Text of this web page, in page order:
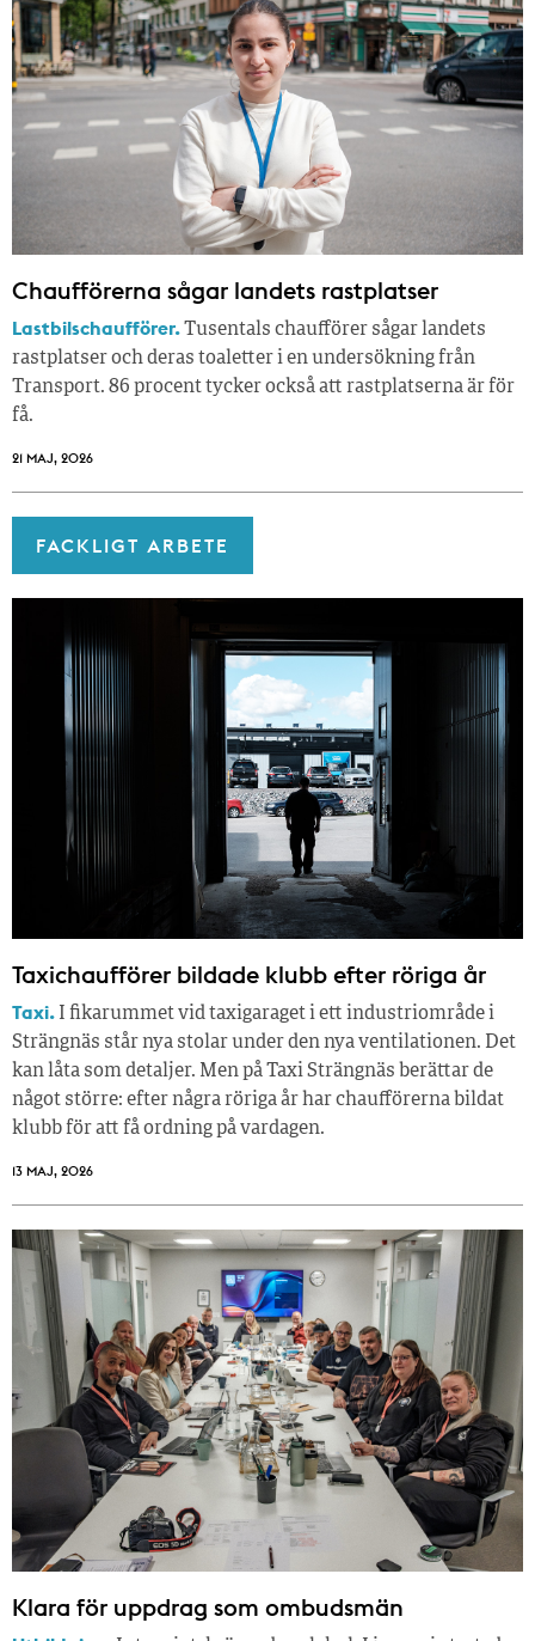
Chaufförerna sågar landets rastplatser
Lastbilschaufförer.Tusentals chaufförer sågar landets
rastplatser och deras toaletter i en undersökning från
Transport. 86 procent tycker också att rastplatserna är för
få.
21 MAJ, 2026
FACKLIGT ARBETE
Taxichaufförer bildade klubb efter röriga år
Taxi. I fikarummet vid taxigaraget i ett industriområde i
Strängnäs står nya stolar under den nya ventilationen. Det
kan låta som detaljer. Men på Taxi Strängnäs berättar de
något större: efter några röriga år har chaufförerna bildat
klubb för att få ordning på vardagen.
13 MAJ, 2026
Klara för uppdrag som ombudsmän